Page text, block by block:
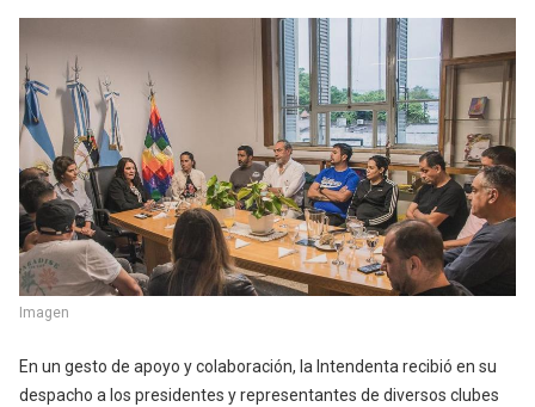
Imagen
En un gesto de apoyo y colaboración, la Intendenta recibió en su
despacho a los presidentes y representantes de diversos clubes